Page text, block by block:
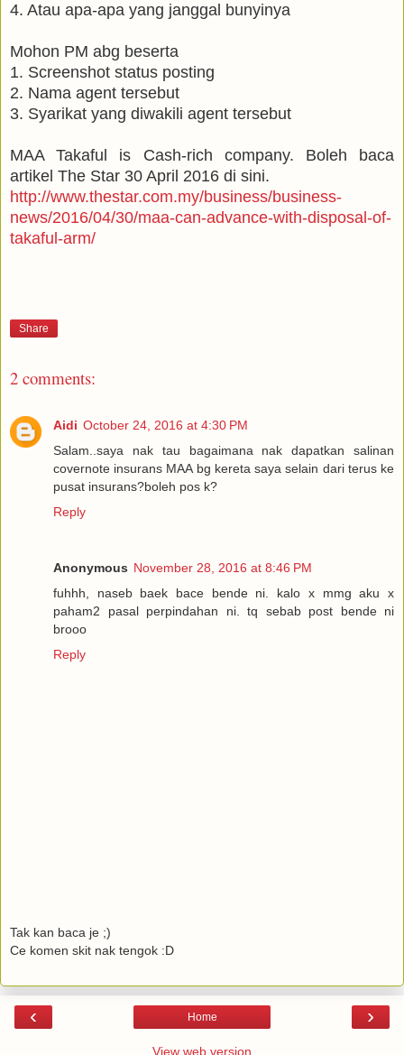
4. Atau apa-apa yang janggal bunyinya
Mohon PM abg beserta
1. Screenshot status posting
2. Nama agent tersebut
3. Syarikat yang diwakili agent tersebut
MAA Takaful is Cash-rich company. Boleh baca
artikel The Star 30 April 2016 di sini.
http://www.thestar.com.my/business/business-
news/2016/04/30/maa-can-advance-with-disposal-of-
takaful-arm/
Share
2 comments:
Aidi October 24, 2016 at 4:30 PM
Salam..saya nak tau bagaimana nak dapatkan salinan
covernote insurans MAA bg kereta saya selain dari terus ke
pusat insurans?boleh pos k?
Reply
Anonymous November 28, 2016 at 8:46 PM
fuhhh, naseb baek bace bende ni. kalo x mmg aku x
paham2 pasal perpindahan ni. tq sebab post bende ni
brooo
Reply
Tak kan baca je ;)
Ce komen skit nak tengok :D
‹ ›
Home
View web version